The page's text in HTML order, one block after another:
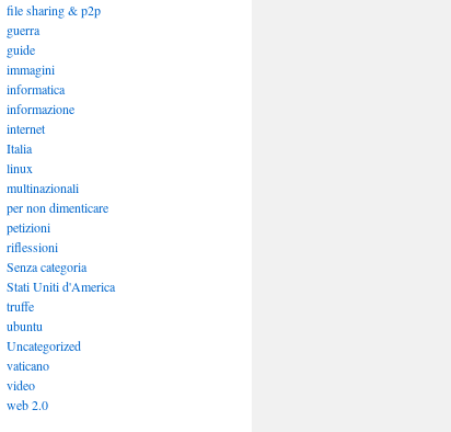
file sharing & p2p
guerra
guide
immagini
informatica
informazione
internet
Italia
linux
multinazionali
per non dimenticare
petizioni
riflessioni
Senza categoria
Stati Uniti d'America
truffe
ubuntu
Uncategorized
vaticano
video
web 2.0